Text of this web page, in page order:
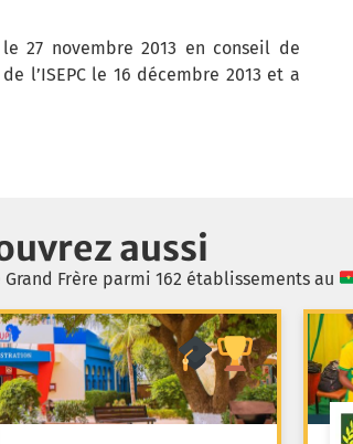
27 novembre 2013 en conseil de
l’ISEPC le 16 décembre 2013 et a
aussi
Frère parmi 162 établissements au